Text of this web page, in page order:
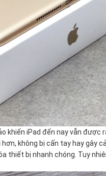
khiến iPad đến nay vẫn được
không bị cấn tay hay gây
thiết bị nhanh chóng. Tuy